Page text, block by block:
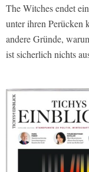
The Witches endet
unter ihren Perücken
andere Gründe,
ist sicherlich nichts